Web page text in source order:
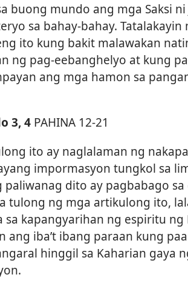
buong mundo ang mga Saksi ni
sa bahay-bahay. Tatalakayin
ito kung bakit malawakan
ng pag-eebanghelyo at kung
ang mga hamon sa
3, 4 PAHINA 12-21
ito ay naglalaman ng
impormasyon tungkol sa
paliwanag dito ay pagbabago
tulong ng mga artikulong ito,
sa kapangyarihan ng espiritu ng
ang iba’t ibang paraan kung
hinggil sa Kaharian gaya